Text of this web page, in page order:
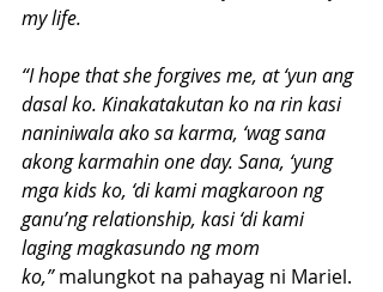
my life.
“I hope that she forgives me, at ‘yun ang
dasal ko. Kinakatakutan ko na rin kasi
naniniwala ako sa karma, ‘wag sana
akong karmahin one day. Sana, ‘yung
mga kids ko, ‘di kami magkaroon ng
ganu’ng relationship, kasi ‘di kami
laging magkasundo ng mom
ko,” malungkot na pahayag ni Mariel.